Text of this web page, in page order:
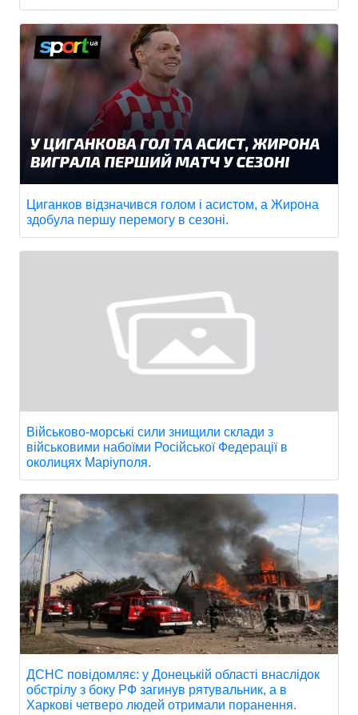
Циганков відзначився голом і асистом, а Жирона
здобула першу перемогу в сезоні.
Військово-морські сили знищили склади з
військовими набоїми Російської Федерації в
околицях Маріуполя.
ДСНС повідомляє: у Донецькій області внаслідок
обстрілу з боку РФ загинув рятувальник, а в
Харкові четверо людей отримали поранення.